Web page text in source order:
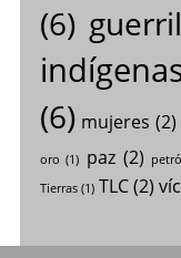
(6)
(6) mujeres (2)
oro (1) paz (2)
Tierras(1) TLC(2)